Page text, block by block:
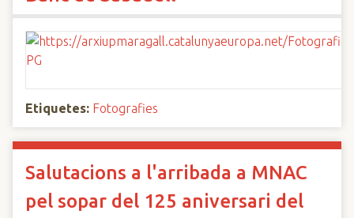
Etiquetes: Fotografies
Salutacions a l'arribada a MNAC
pel sopar del 125 aniversari del